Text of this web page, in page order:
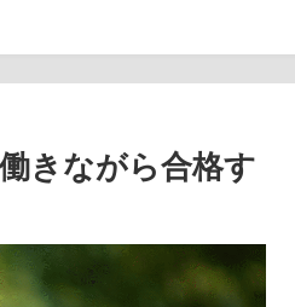
きながら合格す